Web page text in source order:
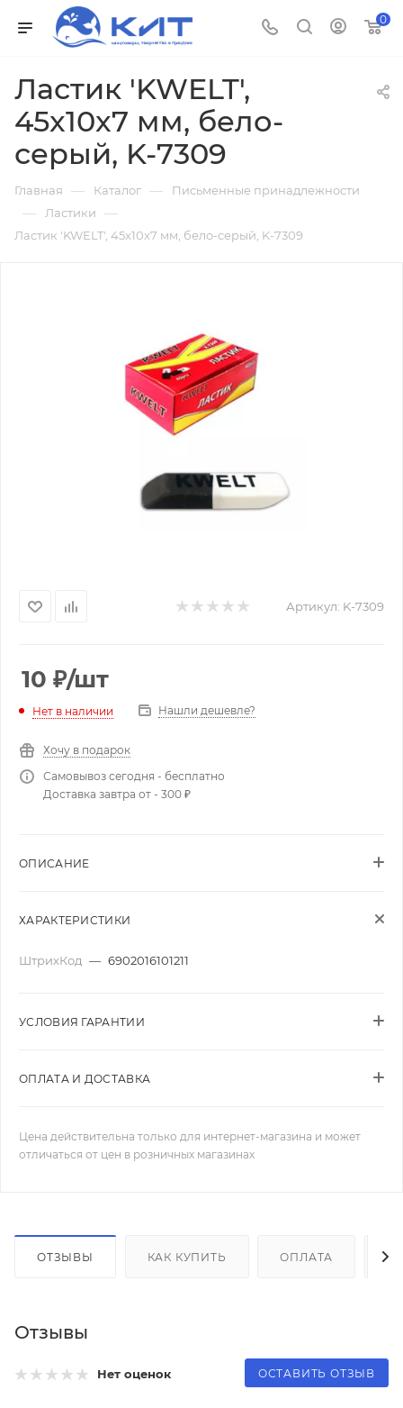
0
Ластик 'KWELT',
45x10x7 мм, бело-
серый, K-7309
Главная — Каталог — Письменные принадлежности
— Ластики —
Ластик 'KWELT', 45x10x7 мм, бело-серый, K-7309
Артикул: K-7309
10 ₽/шт
Нет в наличии Нашли дешевле?
Хочу в подарок
Самовывоз сегодня - бесплатно
Доставка завтра от - 300 ₽
ОПИСАНИЕ
ХАРАКТЕРИСТИКИ
ШтрихКод — 6902016101211
УСЛОВИЯ ГАРАНТИИ
ОПЛАТА И ДОСТАВКА
Цена действительна только для интернет-магазина и может
отличаться от цен в розничных магазинах
ОТЗЫВЫ КАК КУПИТЬ ОПЛАТА
Отзывы
Нет оценок ОСТАВИТЬ ОТЗЫВ